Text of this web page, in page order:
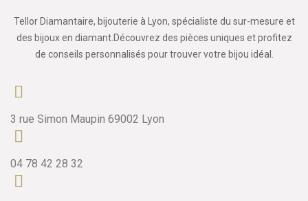
Tellor Diamantaire, bijouterie à Lyon, spécialiste du sur-mesure et
des bijoux en diamant.Découvrez des pièces uniques et profitez
de conseils personnalisés pour trouver votre bijou idéal.
3 rue Simon Maupin 69002 Lyon
04 78 42 28 32